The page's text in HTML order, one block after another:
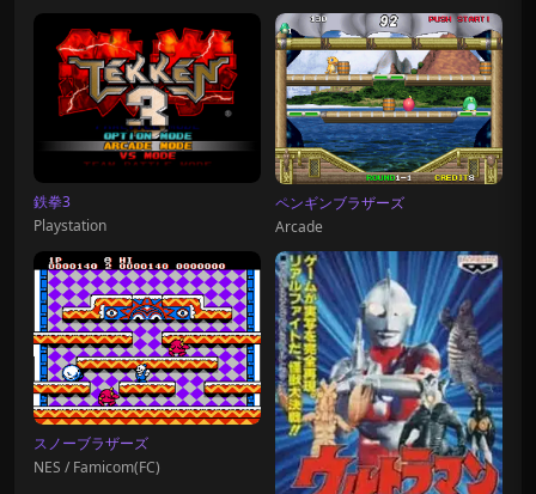
鉄拳3
Playstation
ペンギンブラザーズ
Arcade
スノーブラザーズ
NES / Famicom(FC)